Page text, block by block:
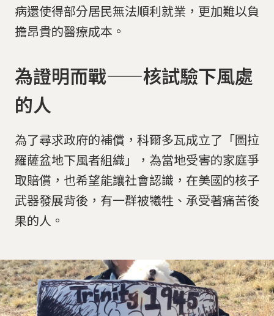
病還使得部分居民無法順利就業，更加難以負
擔昂貴的醫療成本。
為證明而戰——核試驗下風處
的人
為了尋求政府的補償，科爾多瓦成立了「圖拉
羅薩盆地下風者組織」，為當地受害的家庭爭
取賠償，也希望能讓社會認識，在美國的核子
武器發展背後，有一群被犧牲、承受著痛苦後
果的人。